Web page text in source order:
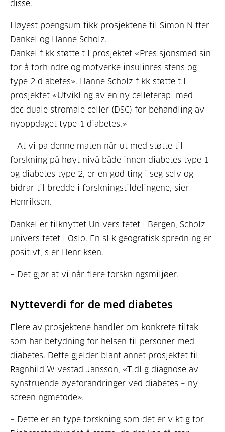
disse.
Høyest poengsum fikk prosjektene til Simon Nitter
Dankel og Hanne Scholz.
Dankel fikk støtte til prosjektet «Presisjonsmedisin
for å forhindre og motverke insulinresistens og
type 2 diabetes». Hanne Scholz fikk støtte til
prosjektet «Utvikling av en ny celleterapi med
deciduale stromale celler (DSC) for behandling av
nyoppdaget type 1 diabetes.»
– At vi på denne måten når ut med støtte til
forskning på høyt nivå både innen diabetes type 1
og diabetes type 2, er en god ting i seg selv og
bidrar til bredde i forskningstildelingene, sier
Henriksen.
Dankel er tilknyttet Universitetet i Bergen, Scholz
universitetet i Oslo. En slik geografisk spredning er
positivt, sier Henriksen.
– Det gjør at vi når flere forskningsmiljøer.
Nytteverdi for de med diabetes
Flere av prosjektene handler om konkrete tiltak
som har betydning for helsen til personer med
diabetes. Dette gjelder blant annet prosjektet til
Ragnhild Wivestad Jansson, «Tidlig diagnose av
synstruende øyeforandringer ved diabetes – ny
screeningmetode».
– Dette er en type forskning som det er viktig for